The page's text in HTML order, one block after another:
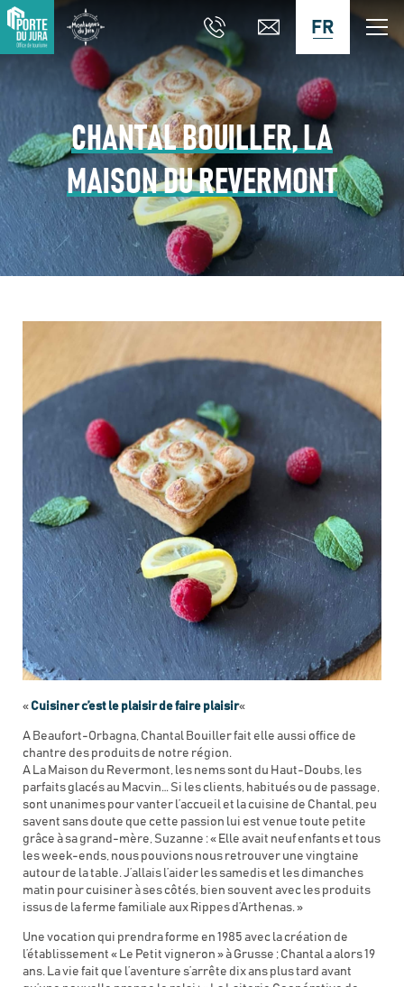
FR
CHANTAL BOUILLER, LA
MAISON DU REVERMONT
« Cuisiner c’est le plaisir de faire plaisir«
A Beaufort-Orbagna, Chantal Bouiller fait elle aussi office de
chantre des produits de notre région.
A La Maison du Revermont, les nems sont du Haut-Doubs, les
parfaits glacés au Macvin… Si les clients, habitués ou de passage,
sont unanimes pour vanter l’accueil et la cuisine de Chantal, peu
savent sans doute que cette passion lui est venue toute petite
grâce à sa grand-mère, Suzanne : « Elle avait neuf enfants et tous
les week-ends, nous pouvions nous retrouver une vingtaine
autour de la table. J’allais l’aider les samedis et les dimanches
matin pour cuisiner à ses côtés, bien souvent avec les produits
issus de la ferme familiale aux Rippes d’Arthenas. »
Une vocation qui prendra forme en 1985 avec la création de
l’établissement « Le Petit vigneron » à Grusse ; Chantal a alors 19
ans. La vie fait que l’aventure s’arrête dix ans plus tard avant